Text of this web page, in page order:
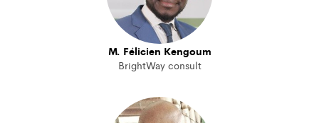
M. Félicien Kengoum
BrightWay consult